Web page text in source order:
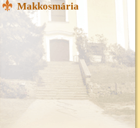
Makkosmária